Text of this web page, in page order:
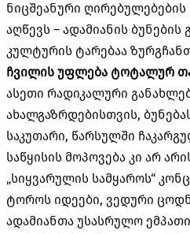
ნიცშეანური ღირებულებების
აღწევს – ადამიანის
კულტურის ტარებაა
ჩვილის უფლება ტოტალურ
ასეთი რადიკალური
ახალგაზრდებისთვის,
საკუთარი, წარსულში
საწყისის მოპოვება კი არ
„სიყვარულის სამყაროს“
ტოროს იდეები, ვედური
ადამიანთა უსასრულო